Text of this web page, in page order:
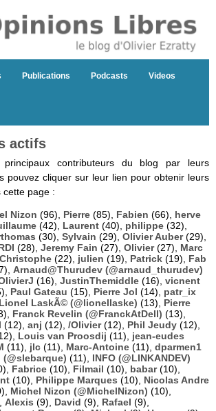
Publications Podcasts Videos
actifs
contributeurs du blog par leurs
pouvez cliquer sur leur lien pour obtenir leurs
cette page :
Nizon (96), Pierre (85), Fabien (66), herve
(42), Laurent (40), philippe (32),
(30), Sylvain (29), Olivier Auber(29),
(28), Jeremy Fain (27), Olivier(27), Marc
Christophe (22), julien (19), Patrick (19), Fab
Arnaud@Thurudev (@arnaud_thurudev)
(16), JustinThemiddle (16), vicnent
Paul Gateau (15), Pierre Jol (14), patr_ix
Lionel LaskÃ© (@lionellaske) (13), Pierre
Franck Revelin (@FranckAtDell) (13),
(12), anj (12), /Olivier(12), Phil Jeudy (12),
Louis van Proosdij (11), jean-eudes
(11), jlc (11), Marc-Antoine (11), dparmen1
(@slebarque) (11), INFO (@LINKANDEV)
Fabrice (10), Filmail (10), babar(10),
(10), Philippe Marques (10), Nicolas Andre
Michel Nizon (@MichelNizon) (10),
Alexis (9), David (9), Rafael (9),